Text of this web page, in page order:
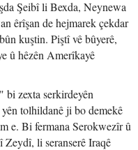
Şeibî li Bexda, Neynewa
êrîşan de hejmarek çekdar
kuştin. Piştî vê bûyerê,
û hêzên Amerîkayê
zexta serkirdeyên
tolhildanê ji bo demekê
e. Bi fermana Serokwezîr û
li seranserê Iraqê